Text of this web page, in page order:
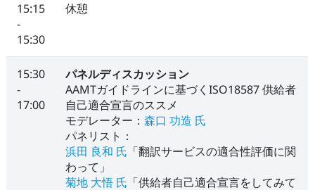
15:15
-
15:30
休憩
15:30
-
17:00
パネルディスカッション
AAMTガイドラインに基づくISO18587 供給者
自己適合宣言のススメ
モデレーター： 森口 功造 氏
パネリスト：
浜田 良和 氏 「翻訳サービスの適合性評価に関
わって」
菊地 大悟 氏 「供給者自己適合宣言をしてみて